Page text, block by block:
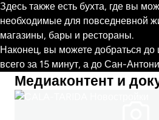
Здесь также есть бухта, где вы
необходимые для повседневной
магазины, бары и рестораны.
Наконец, вы можете добраться
всего за 15 минут, а до Сан-
Медиаконтент и